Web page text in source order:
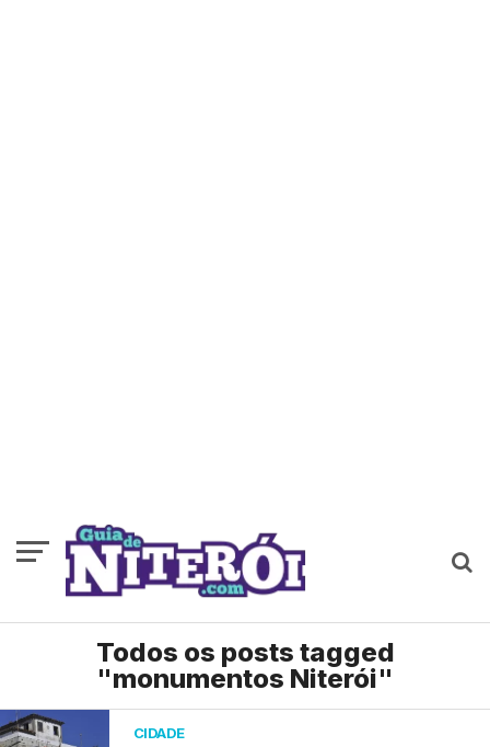
Todos os posts tagged
"monumentos Niterói"
CIDADE